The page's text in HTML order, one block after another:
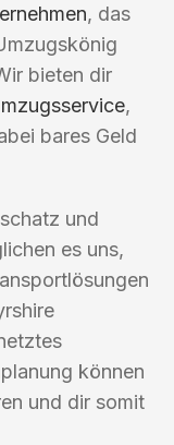
, das
bieten dir
,
bares Geld
und
es uns,
können
und dir somit